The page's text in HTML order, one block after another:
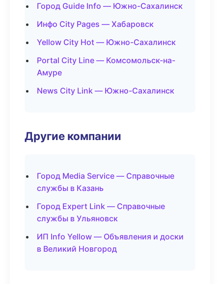
Город Guide Info — Южно-Сахалинск
Инфо City Pages — Хабаровск
Yellow City Hot — Южно-Сахалинск
Portal City Line — Комсомольск-на-
Амуре
News City Link — Южно-Сахалинск
Другие компании
Город Media Service — Справочные
службы в Казань
Город Expert Link — Справочные
службы в Ульяновск
ИП Info Yellow — Объявления и доски
в Великий Новгород